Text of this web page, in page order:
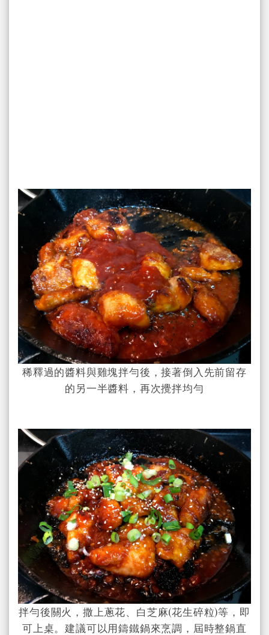
稀釋過的醬料與雞塊拌勻後，接著倒入先前留存
的另一半醬料，再次攪拌均勻
拌勻後關火，撒上蔥花、白芝麻(花生碎粒)等，即
可上桌。建議可以用鑄鐵鍋來烹調，屆時整鍋直